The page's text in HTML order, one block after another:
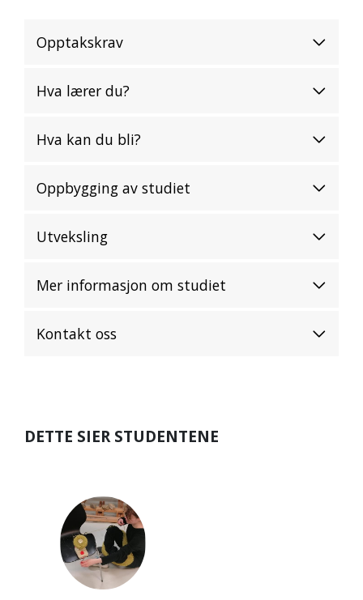
Opptakskrav
Hva lærer du?
Hva kan du bli?
Oppbygging av studiet
Utveksling
Mer informasjon om studiet
Kontakt oss
DETTE SIER STUDENTENE